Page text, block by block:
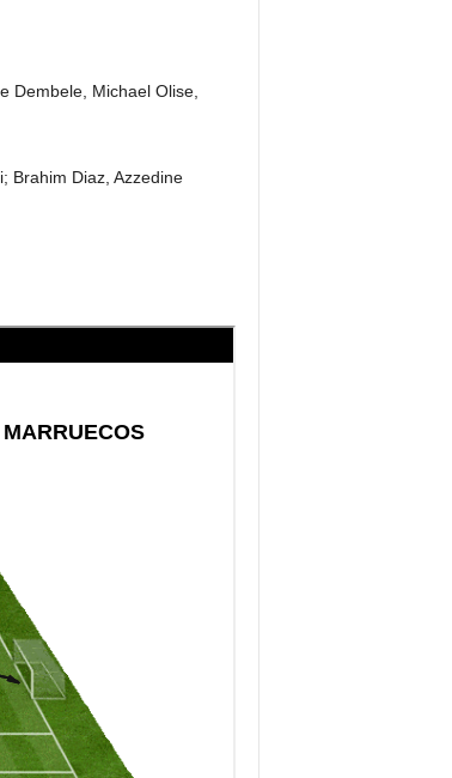
Dembele, Michael Olise,
Brahim Diaz, Azzedine